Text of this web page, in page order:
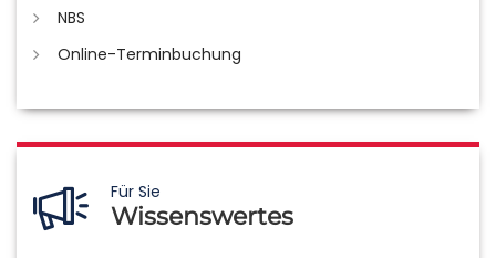
NBS
Online-Terminbuchung
Für Sie
Wissenswertes